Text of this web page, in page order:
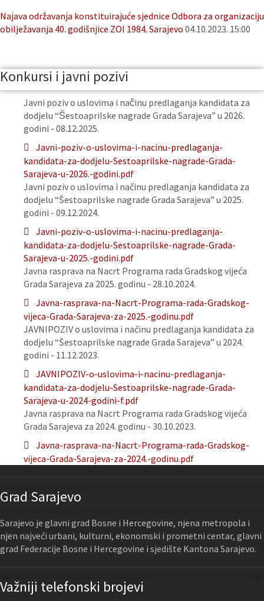
Najava održavanja konstituirajuće sjednice Odbora za organizaciju
obilježavanja 40. godišnjice ZOI 1984. Sarajevo 04.10.2023. 15:00
Konkursi i javni pozivi
Javni poziv o uslovima i načinu predlaganja kandidata za
dodjelu “Šestoaprilske nagrade Grada Sarajeva” u 2026.
godini - 08.12.2025.
Javni-poziv-o-uslovima-i-nacinu-predlaganja-
kandidata-za-dodjelu-Sestoaprilske-nagrade-Grada-
Sarajeva-u-2026.-godini.pdf
Javni poziv o uslovima i načinu predlaganja kandidata za
dodjelu “Šestoaprilske nagrade Grada Sarajeva” u 2025.
godini - 09.12.2024.
Javni-poziv-o-uslovima-i-nacinu-predlaganja-
kandidata-za-dodjelu-Sestoaprilske-nagrade-Grada-
Sarajeva-u-2025.-godini.pdf
Javna rasprava na Nacrt Programa rada Gradskog vijeća
Grada Sarajeva za 2025. godinu - 28.10.2024.
Javna-rasprava-na-Nacrt-Programa-rada-Gradskog-
vijeca-Grada-Sarajeva-za-2025.-godinu.pdf
JAVNIPOZIV o uslovima i načinu predlaganja kandidata za
dodjelu “Šestoaprilske nagrade Grada Sarajeva” u 2024.
godini - 11.12.2023.
JAVNIPOZIV-o-uslovima-i-nacinu-predlaganja-
kandidata-za-dodjelu-Sestoaprilske-nagrade-Grada-
Sarajeva-u-2024-godini-f.pdf
Javna rasprava na Nacrt Programa rada Gradskog vijeća
Grada Sarajeva za 2024. godinu - 30.10.2023.
Javna-rasprava-na-Nacrt-Programa-rada-Gradskog-
vijeca-Grada-Sarajeva-za-2024.-godinu.pdf
Grad Sarajevo
Sarajevo je glavni grad Bosne i Hercegovine, njena metropola i
njen najveći urbani, kulturni, ekonomski i prometni centar, glavni
grad Federacije Bosne i Hercegovine i sjedište Kantona Sarajevo.
Važniji telefonski brojevi